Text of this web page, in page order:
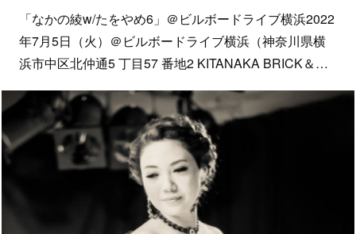
「なかの綾w/たをやめ6」＠ビルボードライブ横浜2022
年7月5日（火）＠ビルボードライブ横浜（神奈川県横
浜市中区北仲通5 丁目57 番地2 KITANAKA BRICK＆…